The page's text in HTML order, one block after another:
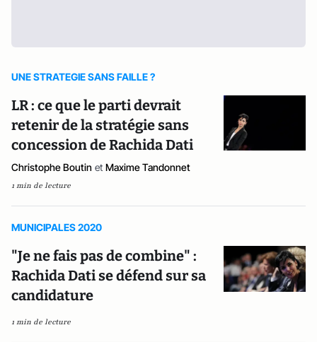
UNE STRATEGIE SANS FAILLE ?
LR : ce que le parti devrait
retenir de la stratégie sans
concession de Rachida Dati
Christophe Boutin et Maxime Tandonnet
1 min de lecture
MUNICIPALES 2020
"Je ne fais pas de combine" :
Rachida Dati se défend sur sa
candidature
1 min de lecture